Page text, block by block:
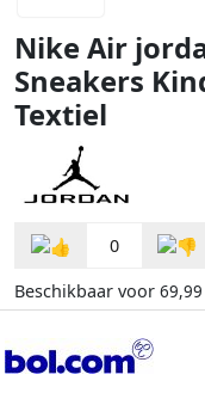
Nike Air
Sneakers
Textiel
0
Beschikbaar voor 69,99